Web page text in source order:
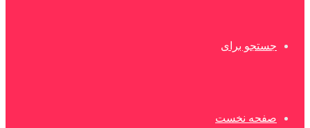
جستجو برای
صفحه نخست